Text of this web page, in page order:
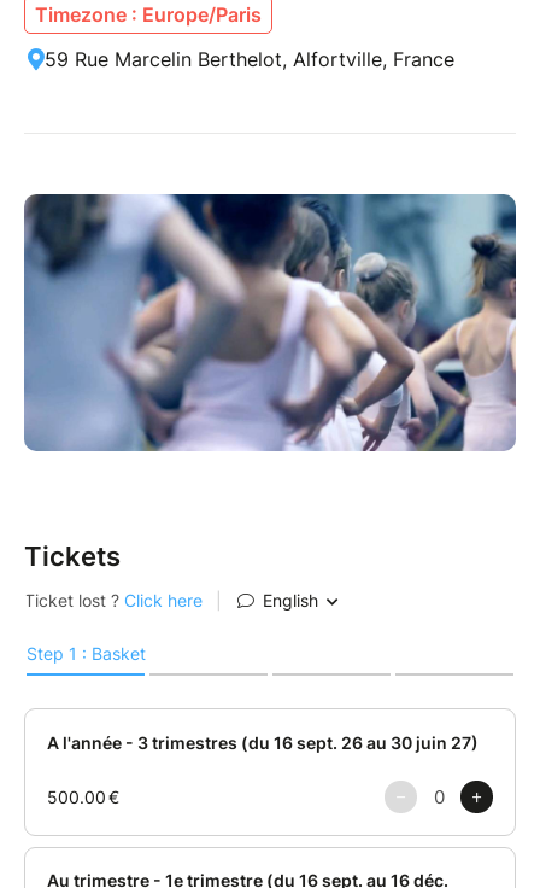
Timezone : Europe/Paris
59 Rue Marcelin Berthelot, Alfortville, France
Tickets